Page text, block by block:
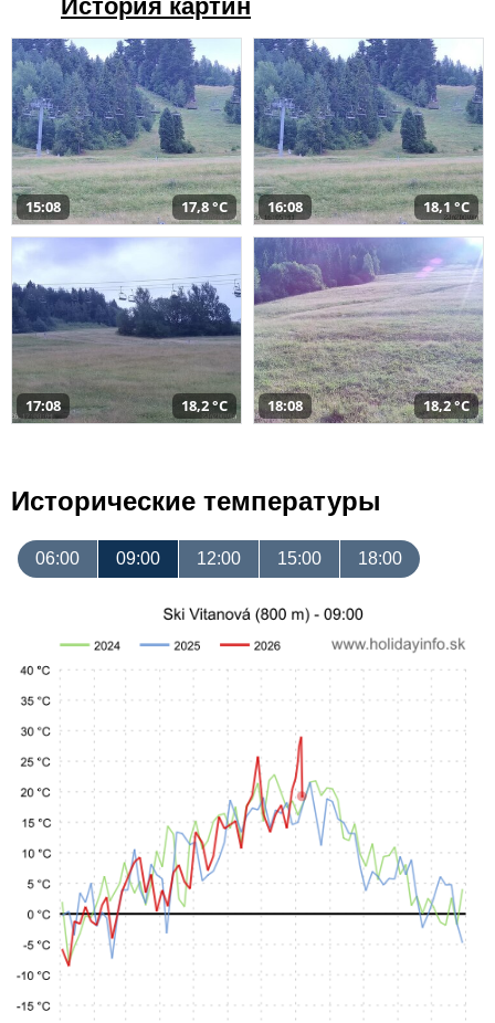
История картин
15:08 17,8 °C 16:08 18,1 °C
17:08 18,2 °C 18:08 18,2 °C
Исторические температуры
06:00 09:00 12:00 15:00 18:00